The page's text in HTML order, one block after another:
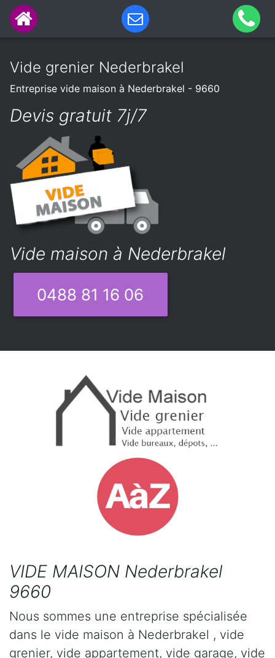
Vide grenier Nederbrakel
Entreprise vide maison à Nederbrakel - 9660
Devis gratuit 7j/7
Vide maison à Nederbrakel
0488 81 16 06
VIDE MAISON Nederbrakel
9660
Nous sommes une entreprise spécialisée
dans le vide maison à Nederbrakel , vide
grenier, vide appartement, vide garage, vide